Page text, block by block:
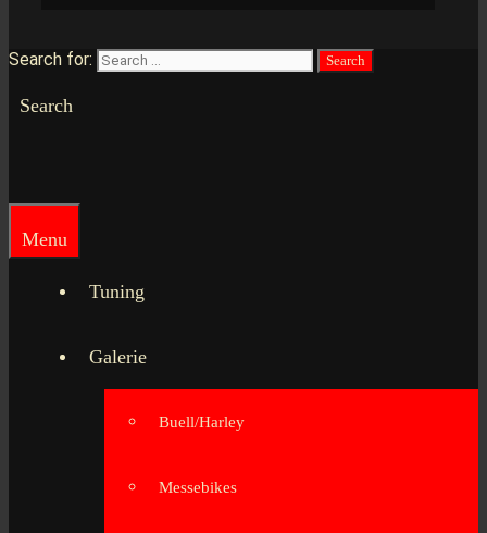
Search for:
Search
Menu
Tuning
Galerie
Buell/Harley
Messebikes